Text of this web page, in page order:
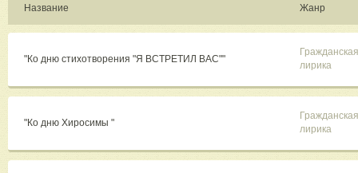
Название Жанр
"Ко дню стихотворения "Я ВСТРЕТИЛ ВАС""
Гражданская
лирика
"Ко дню Хиросимы "
Гражданская
лирика